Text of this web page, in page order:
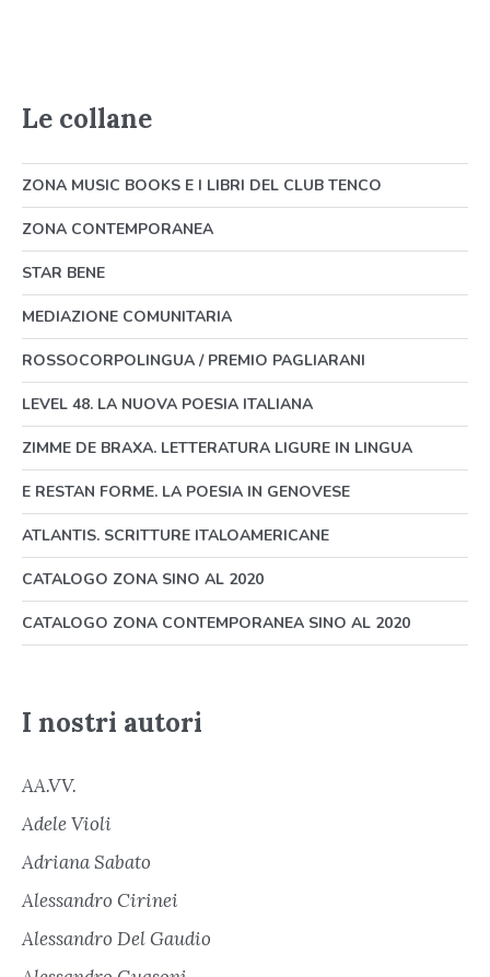
Le collane
ZONA MUSIC BOOKS E I LIBRI DEL CLUB TENCO
ZONA CONTEMPORANEA
STAR BENE
MEDIAZIONE COMUNITARIA
ROSSOCORPOLINGUA / PREMIO PAGLIARANI
LEVEL 48. LA NUOVA POESIA ITALIANA
ZIMME DE BRAXA. LETTERATURA LIGURE IN LINGUA
E RESTAN FORME. LA POESIA IN GENOVESE
ATLANTIS. SCRITTURE ITALOAMERICANE
CATALOGO ZONA SINO AL 2020
CATALOGO ZONA CONTEMPORANEA SINO AL 2020
I nostri autori
AA.VV.
Adele Violi
Adriana Sabato
Alessandro Cirinei
Alessandro Del Gaudio